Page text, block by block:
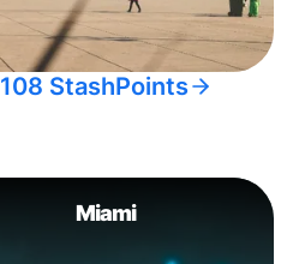
108 StashPoints
Miami